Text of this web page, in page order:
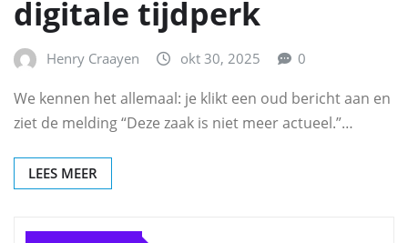
digitale tijdperk
Henry Craayen okt 30, 2025 0
We kennen het allemaal: je klikt een oud bericht aan en
ziet de melding “Deze zaak is niet meer actueel.”…
LEES MEER